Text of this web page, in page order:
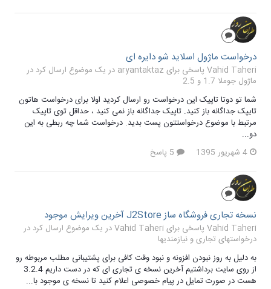
درخواست ماژول اسلاید شو دایره ای
Vahid Taheri پاسخی برای aryantaktaz در یک موضوع ارسال کرد در
ماژول جوملا 1.7 و 2.5
شما تو دوتا تاپیک این درخواست رو ارسال کردید اولا برای درخواست هاتون
تایپک جداگانه باز کنید. تاپیک جداگانه باز نمی کنید ، حداقل توی تاپیک
مرتبط با موضوع درخواستتون پست بدید. درخواست شما چه ربطی به این
دو...
4 شهریور 1395
نسخه تجاری فروشگاه ساز J2Store آخرین ویرایش موجود
Vahid Taheri پاسخی برای Vahid Taheri در یک موضوع ارسال کرد در
درخواستهای تجاری و نیازمندیها
به دلیل به روز نبودن افزونه و نبود وقت کافی برای پشتیبانی مطلب مربوطه رو
از روی سایت برداشتیم آخرین نسخه ی تجاری ای که در دست داریم 3.2.4
هست در صورت تمایل در پیام خصوصی اعلام کنید تا نسخه ی موجود با...